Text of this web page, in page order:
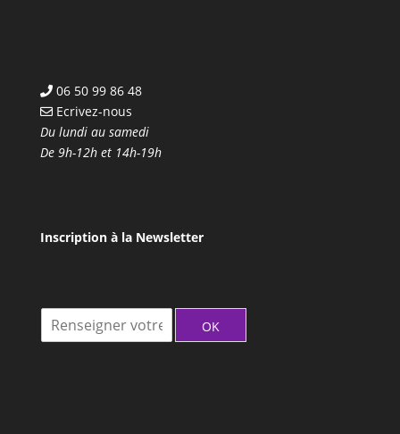
06 50 99 86 48
Ecrivez-nous
Du lundi au samedi
De 9h-12h et 14h-19h
Inscription à la Newsletter
OK